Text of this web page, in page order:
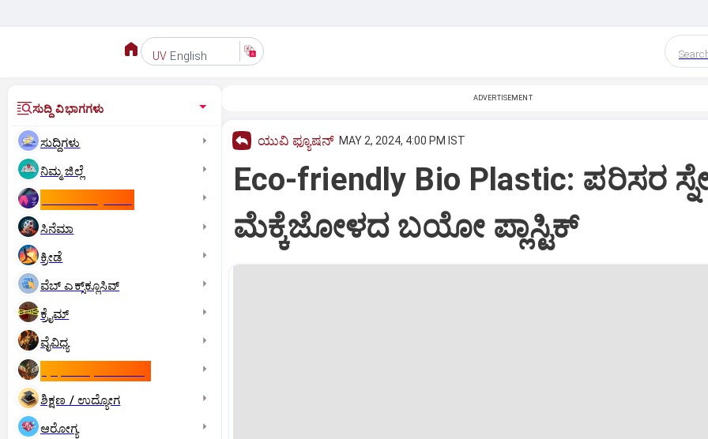
UV English
ಸುದ್ದಿ ವಿಭಾಗಗಳು
ಸುದ್ದಿಗಳು
ನಿಮ್ಮ ಜಿಲ್ಲೆ
ಸಿನೆಮಾ
ಕ್ರೀಡೆ
ವೆಬ್ ಎಕ್ಸ್‌ಕ್ಲೂಸಿವ್
ಕ್ರೈಮ್
ವೈವಿಧ್ಯ
ಶಿಕ್ಷಣ / ಉದ್ಯೋಗ
ಆರೋಗ್ಯ
ADVERTISEMENT
ಯುವಿ ಫ್ಯೂಷನ್ MAY 2, 2024, 4:00 PM IST
Eco-friendly Bio Plastic: ಪರಿಸರ
ಮೆಕ್ಕೆಜೋಳದ ಬಯೋ ಪ್ಲಾಸ್ಟಿಕ್‌